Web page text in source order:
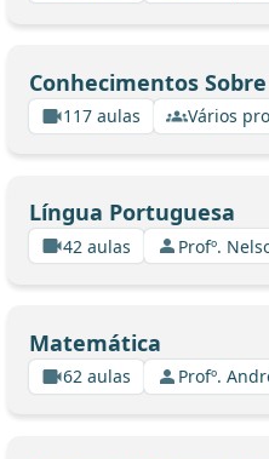
Conhecimentos
117 aulas Vários
Língua Portuguesa
42 aulas Profº.
Matemática
62 aulas Profº.